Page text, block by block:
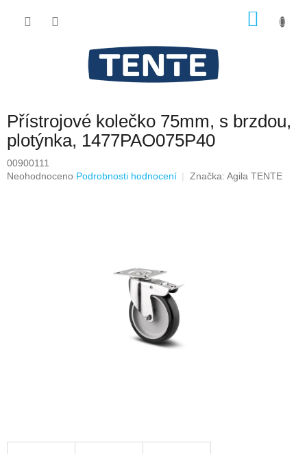
Přístrojové kolečko 75mm, s brzdou,
plotýnka, 1477PAO075P40
00900111
Průměrné
Neohodnoceno Podrobnosti hodnocení Značka: Agila TENTE